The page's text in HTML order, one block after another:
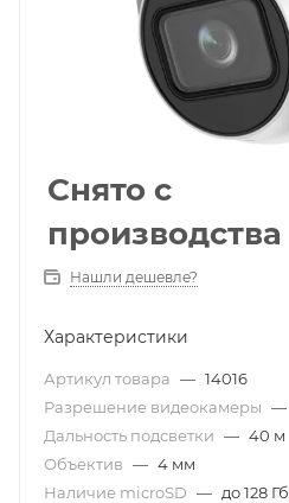
Снято с
производства
Нашли дешевле?
Характеристики
Артикул товара — 14016
Разрешение видеокамеры —
Дальность подсветки — 40 м
Объектив — 4 мм
Наличие microSD — до 128 Гб